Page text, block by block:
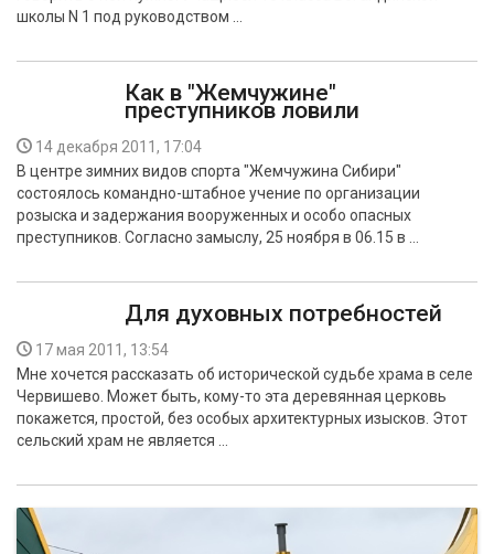
школы N 1 под руководством …
Как в "Жемчужине"
преступников ловили
14 декабря 2011, 17:04
В центре зимних видов спорта "Жемчужина Сибири"
состоялось командно-штабное учение по организации
розыска и задержания вооруженных и особо опасных
преступников. Согласно замыслу, 25 ноября в 06.15 в …
Для духовных потребностей
17 мая 2011, 13:54
Мне хочется рассказать об исторической судьбе храма в селе
Червишево. Может быть, кому-то эта деревянная церковь
покажется, простой, без особых архитектурных изысков. Этот
сельский храм не является …